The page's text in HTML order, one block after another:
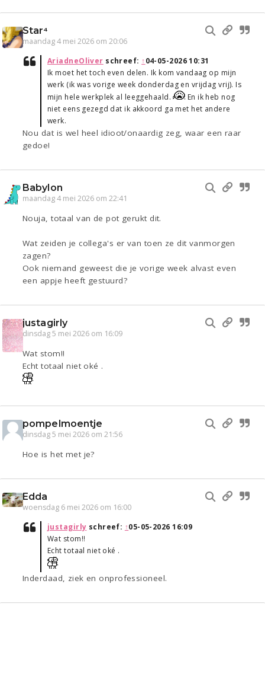
Star⁴
maandag 4 mei 2026 om 20:06
AriadneOliver schreef: ↑04-05-2026 10:31
Ik moet het toch even delen. Ik kom vandaag op mijn
werk (ik was vorige week donderdag en vrijdag vrij). Is
mijn hele werkplek al leeggehaald.
En ik heb nog
niet eens gezegd dat ik akkoord ga met het andere
werk.
Nou dat is wel heel idioot/onaardig zeg, waar een raar
gedoe!
Babylon
maandag 4 mei 2026 om 22:41
Nouja, totaal van de pot gerukt dit.
Wat zeiden je collega's er van toen ze dit vanmorgen
zagen?
Ook niemand geweest die je vorige week alvast even
een appje heeft gestuurd?
justagirly
dinsdag 5 mei 2026 om 16:09
Wat stom!!
Echt totaal niet oké .
pompelmoentje
dinsdag 5 mei 2026 om 21:56
Hoe is het met je?
Edda
woensdag 6 mei 2026 om 16:00
justagirly schreef: ↑05-05-2026 16:09
Wat stom!!
Echt totaal niet oké .
Inderdaad, ziek en onprofessioneel.